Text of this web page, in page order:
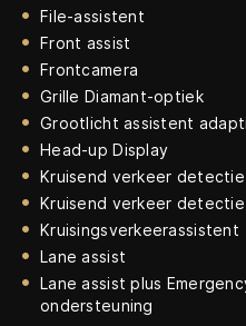
File-assistent
Front assist
Frontcamera
Grille Diamant-optiek
Grootlicht assistent
Head-up Display
Kruisend verkeer detectie
Kruisend verkeer detectie
Kruisingsverkeerassistent
Lane assist
Lane assist plus
ondersteuning